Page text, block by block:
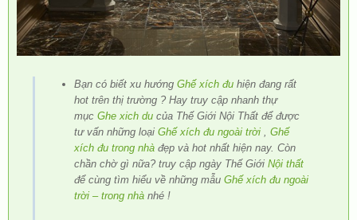
Bạn có biết xu hướng Ghế xích đu hiện đang rất
hot trên thị trường ? Hay truy cập nhanh thự
mục Ghe xich du của Thế Giới Nội Thất để được
tư vấn những loại Ghế xích đu ngoài trời , Ghế
xích đu trong nhà đẹp và hot nhất hiện nay. Còn
chần chờ gì nữa? truy cập ngày Thế Giới Nội thất
để cùng tìm hiểu về những mẫu Ghế xích đu ngoài
trời – trong nhà nhé !